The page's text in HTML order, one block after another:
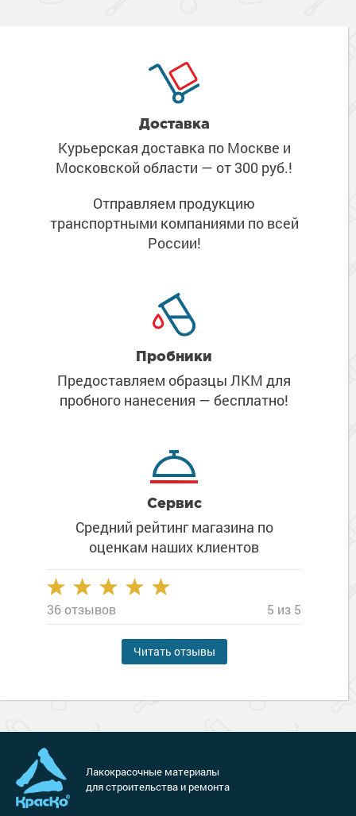
Доставка
Курьерская доставка по Москве и
Московской области — от 300 руб.!
Отправляем продукцию
транспортными компаниями по всей
России!
Пробники
Предоставляем образцы ЛКМ для
пробного нанесения — бесплатно!
Сервис
Средний рейтинг магазина по
оценкам наших клиентов
36 отзывов 5 из 5
Читать отзывы
Лакокрасочные материалы
для строительства и ремонта